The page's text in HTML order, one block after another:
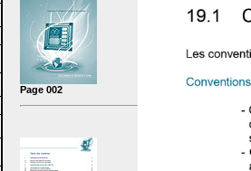
Page 002